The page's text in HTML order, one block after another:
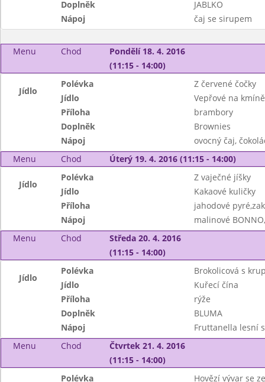
Doplněk
JABLKO
Nápoj
čaj se sirupem
Menu Chod
Pondělí 18. 4. 2016
(11:15 - 14:00)
Jídlo
Polévka
Z červené čočky
Jídlo
Vepřové na kmíně
Příloha
brambory
Doplněk
Brownies
Nápoj
ovocný čaj,
Menu
Chod Úterý 19. 4. 2016 (11:15 - 14:00)
Jídlo
Polévka
Z vaječné jíšky
Jídlo
Kakaové kuličky
Příloha
jahodové
Nápoj
malinové
Menu
Chod
Středa 20. 4. 2016
(11:15 - 14:00)
Jídlo
Polévka
Brokolicová s
Jídlo
Kuřecí čína
Příloha
rýže
Doplněk
BLUMA
Nápoj
Fruttanella lesní
Menu
Chod
Čtvrtek 21. 4. 2016
(11:15 - 14:00)
Polévka Hovězí vývar se